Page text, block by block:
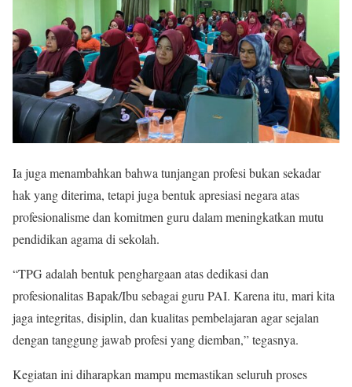
Ia juga menambahkan bahwa tunjangan profesi bukan sekadar
hak yang diterima, tetapi juga bentuk apresiasi negara atas
profesionalisme dan komitmen guru dalam meningkatkan mutu
pendidikan agama di sekolah.
“TPG adalah bentuk penghargaan atas dedikasi dan
profesionalitas Bapak/Ibu sebagai guru PAI. Karena itu, mari kita
jaga integritas, disiplin, dan kualitas pembelajaran agar sejalan
dengan tanggung jawab profesi yang diemban,” tegasnya.
Kegiatan ini diharapkan mampu memastikan seluruh proses